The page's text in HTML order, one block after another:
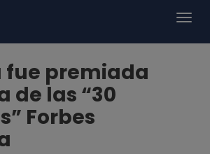
fue premiada
de las “30
Forbes